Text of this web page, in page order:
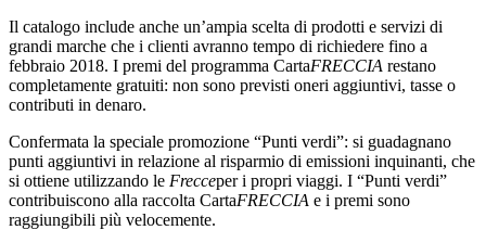
Il catalogo include anche un’ampia scelta di prodotti e servizi di
grandi marche che i clienti avranno tempo di richiedere fino a
febbraio 2018. I premi del programma CartaFRECCIA restano
completamente gratuiti: non sono previsti oneri aggiuntivi, tasse o
contributi in denaro.
Confermata la speciale promozione “Punti verdi”: si guadagnano
punti aggiuntivi in relazione al risparmio di emissioni inquinanti, che
si ottiene utilizzando le Frecceper i propri viaggi. I “Punti verdi”
contribuiscono alla raccolta CartaFRECCIA e i premi sono
raggiungibili più velocemente.